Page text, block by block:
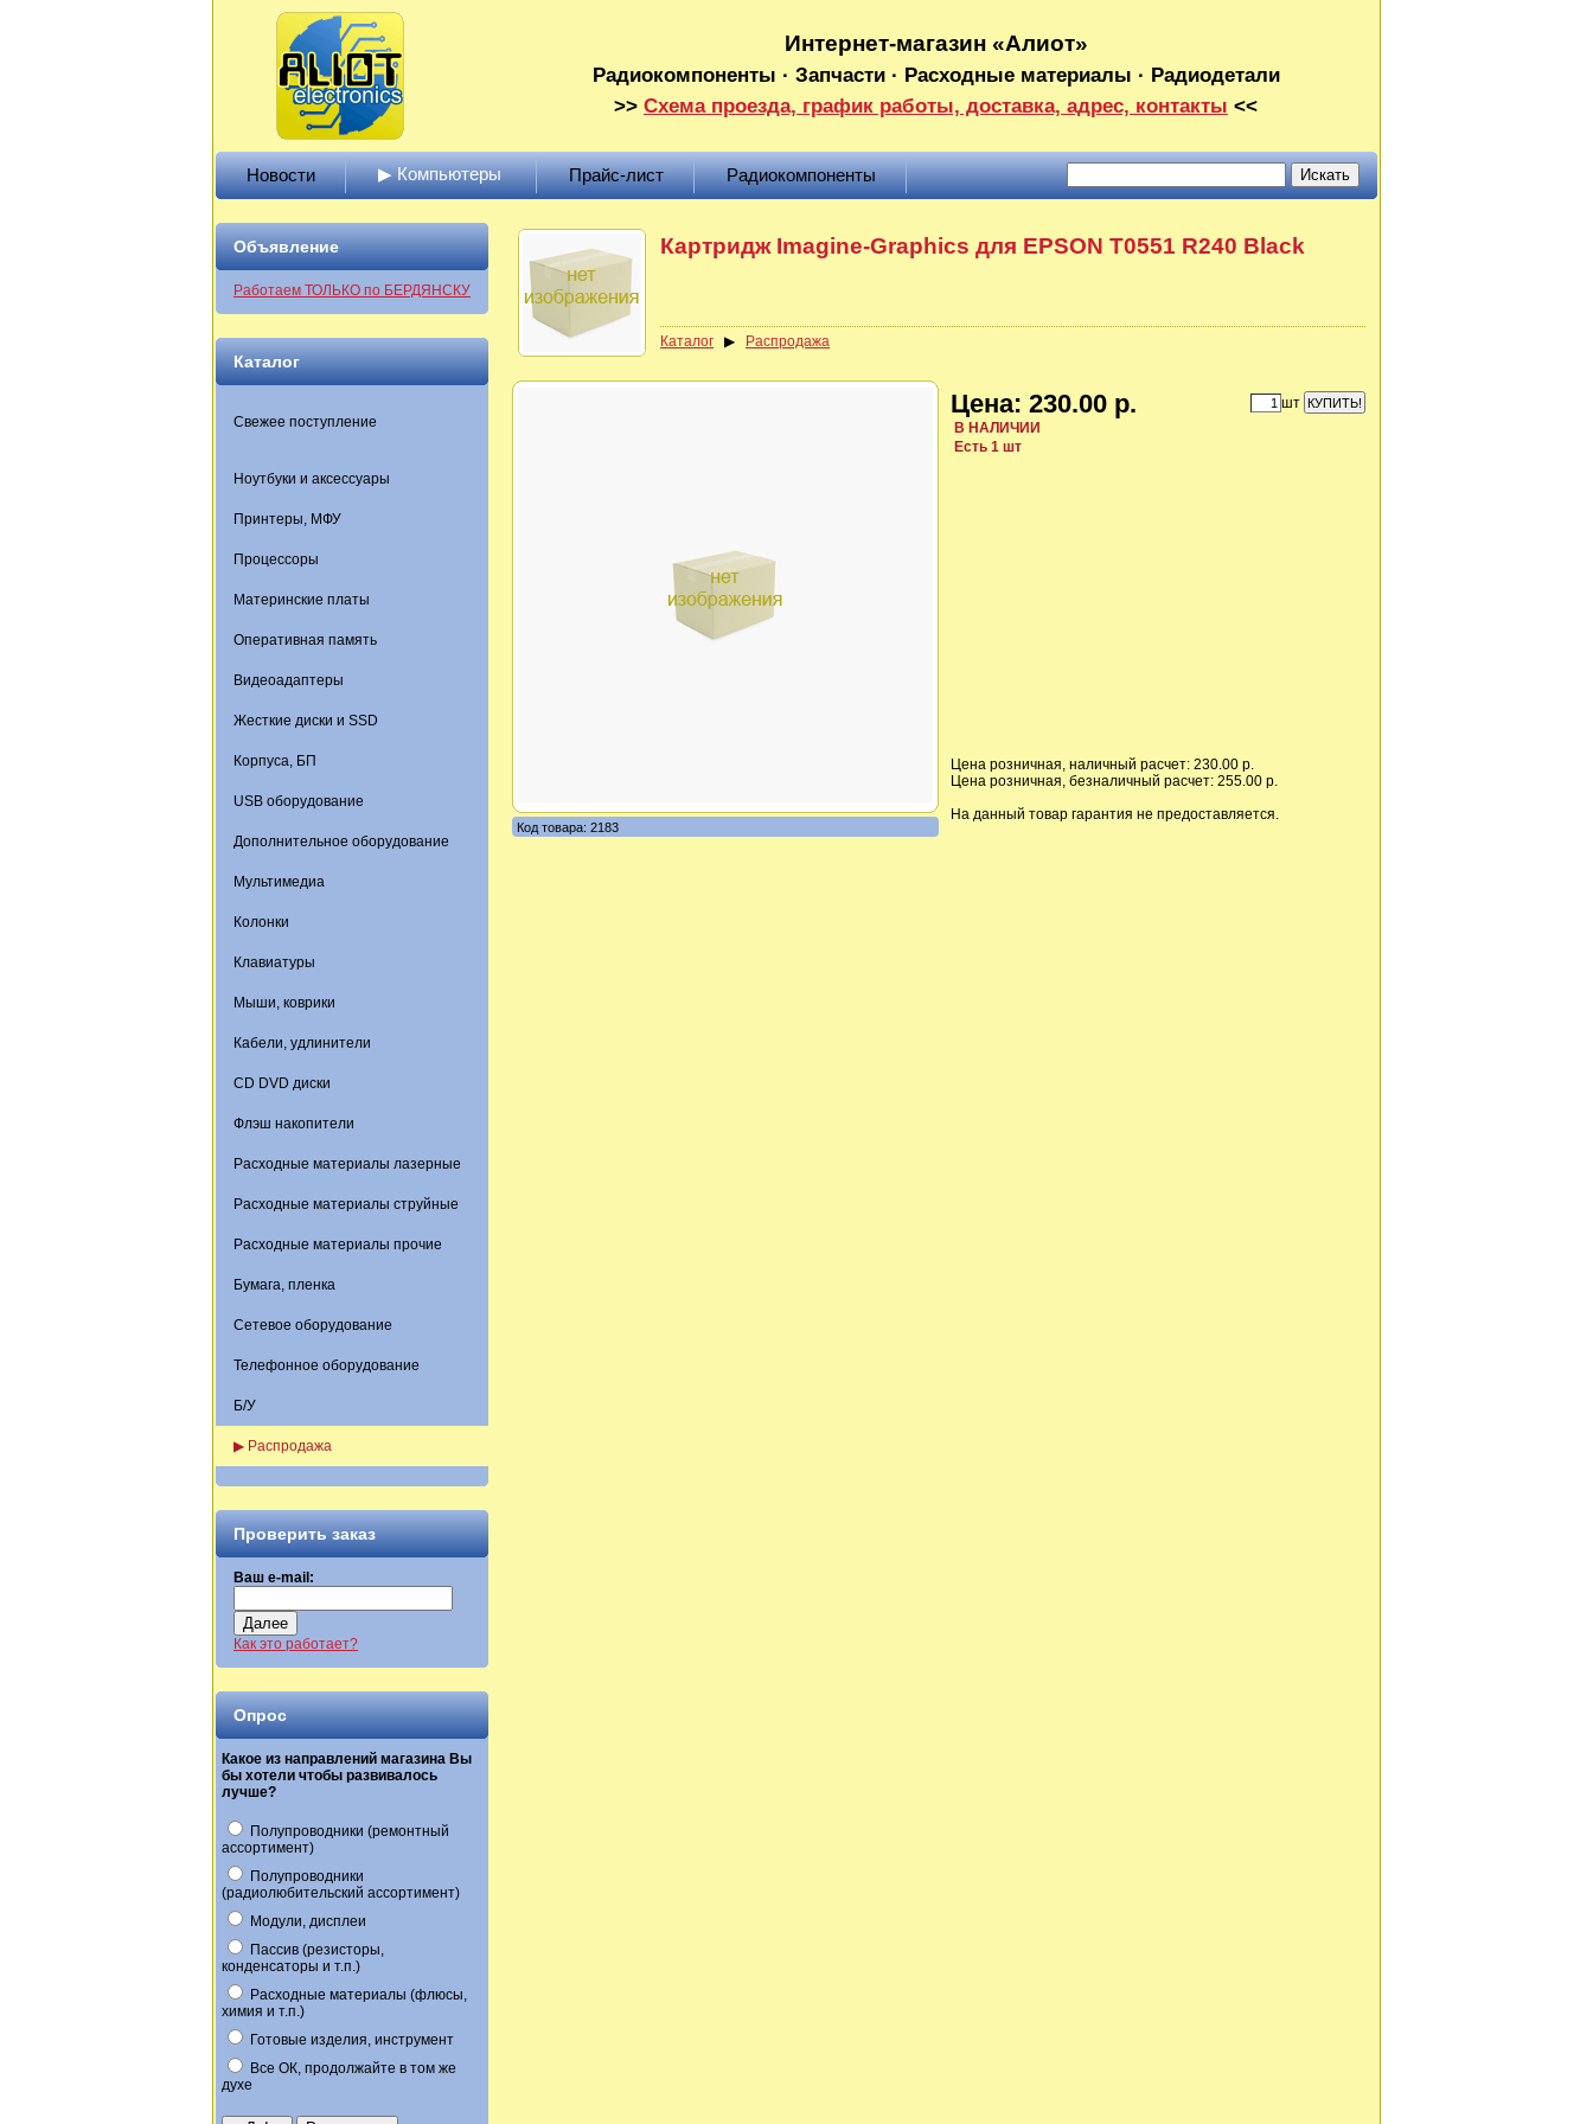
Интернет-магазин «Алиот»
Радиокомпоненты · Запчасти · Расходные материалы · Радиодетали
>> Схема проезда, график работы, доставка, адрес, контакты <<
Новости ▶ Компьютеры Прайс-лист Радиокомпоненты
Объявление
Работаем ТОЛЬКО по БЕРДЯНСКУ
Каталог
Свежее поступление
Ноутбуки и аксессуары
Принтеры, МФУ
Процессоры
Материнские платы
Оперативная память
Видеоадаптеры
Жесткие диски и SSD
Корпуса, БП
USB оборудование
Дополнительное оборудование
Мультимедиа
Колонки
Клавиатуры
Мыши, коврики
Кабели, удлинители
CD DVD диски
Флэш накопители
Расходные материалы лазерные
Расходные материалы струйные
Расходные материалы прочие
Бумага, пленка
Сетевое оборудование
Телефонное оборудование
Б/У
▶ Распродажа
Проверить заказ
Ваш e-mail:
Далее
Как это работает?
Опрос
Какое из направлений магазина Вы
бы хотели чтобы развивалось
лучше?
Полупроводники (ремонтный
ассортимент)
Полупроводники
(радиолюбительский ассортимент)
Модули, дисплеи
Пассив (резисторы,
конденсаторы и т.п.)
Расходные материалы (флюсы,
химия и т.п.)
Готовые изделия, инструмент
Все ОК, продолжайте в том же
духе
Картридж Imagine-Graphics для EPSON T0551 R240 Black
Каталог ▶ Распродажа
Код товара: 2183
Цена: 230.00 р.
В НАЛИЧИИ
Есть 1 шт
шт
Цена розничная, наличный расчет: 230.00 р.
Цена розничная, безналичный расчет: 255.00 р.
На данный товар гарантия не предоставляется.